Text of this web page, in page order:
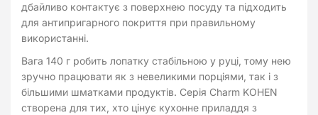
дбайливо контактує з поверхнею посуду та підходить
для антипригарного покриття при правильному
використанні.
Вага 140 г робить лопатку стабільною у руці, тому нею
зручно працювати як з невеликими порціями, так і з
більшими шматками продуктів. Серія Charm KOHEN
створена для тих, хто цінує кухонне приладдя з